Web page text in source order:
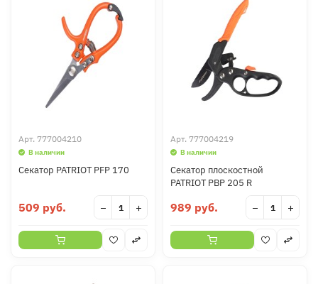
Арт. 777004210
В наличии
Секатор PATRIOT PFP 170
509 руб. − +
Арт. 777004219
В наличии
Секатор плоскостной
PATRIOT PBP 205 R
989 руб. − +